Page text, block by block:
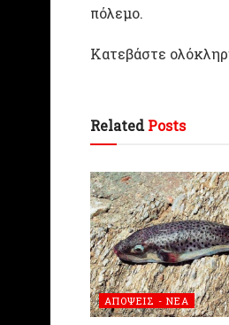
πόλεμο.
Κατεβάστε
RelatedPosts
ΑΠΟΨΕΙΣ - ΝΕΑ